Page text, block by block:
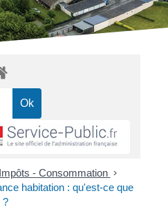
- Consommation >
habitation : qu'est-ce que
?